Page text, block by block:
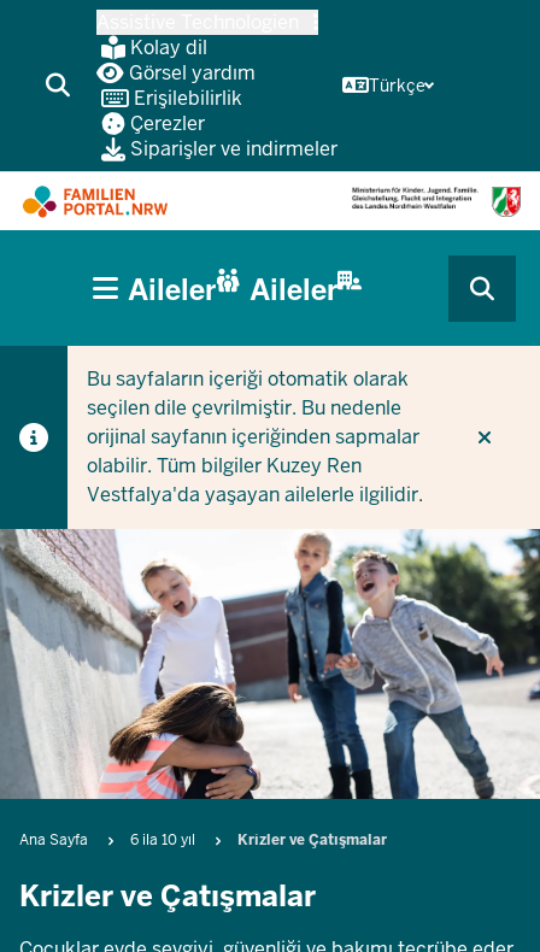
Kolay dil
Görsel yardım
Erişilebilirlik
Çerezler
Siparişler ve indirmeler
Türkçe
CURRENT SECTION AILELER IÇIN
CURRENT SECTION ŞIRKETLER/BELEDIYELER IÇIN
HAUPTNAVIGATION
(BÜRGERBEREICH
Aileler Aileler
Bu sayfaların içeriği otomatik olarak
seçilen dile çevrilmiştir. Bu nedenle
orijinal sayfanın içeriğinden sapmalar
olabilir. Tüm bilgiler Kuzey Ren
Vestfalya'da yaşayan ailelerle ilgilidir.
Breadcrumb
Ana Sayfa 6 ila 10 yıl Krizler ve Çatışmalar
Krizler ve Çatışmalar